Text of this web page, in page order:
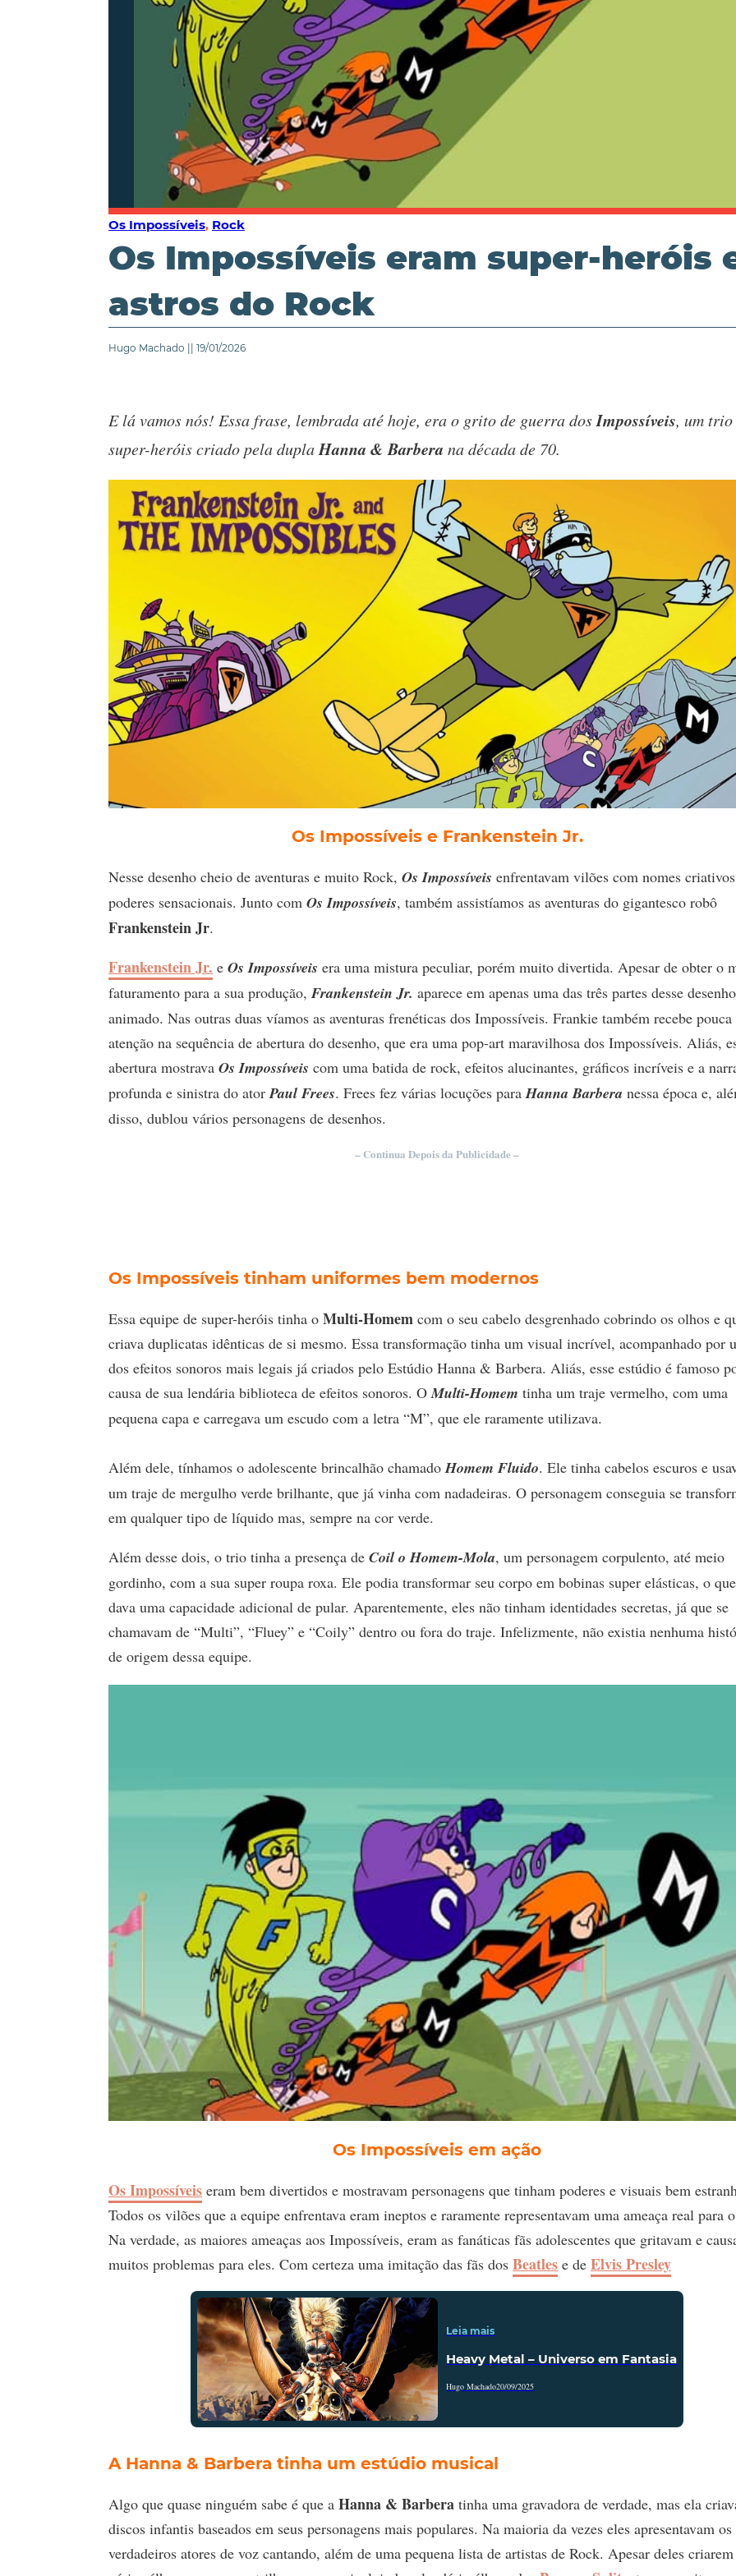
Os Impossíveis, Rock
Os Impossíveis eram super-heróis
astros do Rock
Hugo Machado || 19/01/2026
E lá vamos nós! Essa frase, lembrada até hoje, era o grito de guerra dosImpossíveis, um trio
super-heróis criado pela dupla Hanna & Barbera na década de 70.
Os Impossíveis e Frankenstein Jr.
Nesse desenho cheio de aventuras e muito Rock, Os Impossíveis enfrentavam vilões com nomes
poderes sensacionais. Junto com Os Impossíveis, também assistíamos as aventuras do gigantesco robô
Frankenstein Jr.
Frankenstein Jr. e Os Impossíveis era uma mistura peculiar, porém muito divertida. Apesar de obter o
faturamento para a sua produção, Frankenstein Jr. aparece em apenas uma das três partes desse desenho
animado. Nas outras duas víamos as aventuras frenéticas dos Impossíveis. Frankie também recebe pouca
atenção na sequência de abertura do desenho, que era uma pop-art maravilhosa dos Impossíveis. Aliás,
abertura mostrava Os Impossíveis com uma batida de rock, efeitos alucinantes, gráficos incríveis e a
profunda e sinistra do ator Paul Frees. Frees fez várias locuções para Hanna Barbera nessa época e,
disso, dublou vários personagens de desenhos.
– Continua Depois da Publicidade –
Os Impossíveis tinham uniformes bem modernos
Essa equipe de super-heróis tinha o Multi-Homem com o seu cabelo desgrenhado cobrindo os olhos e
criava duplicatas idênticas de si mesmo. Essa transformação tinha um visual incrível, acompanhado por
dos efeitos sonoros mais legais já criados pelo Estúdio Hanna & Barbera. Aliás, esse estúdio é famoso
causa de sua lendária biblioteca de efeitos sonoros. O Multi-Homem tinha um traje vermelho, com uma
pequena capa e carregava um escudo com a letra “M”, que ele raramente utilizava.
Além dele, tínhamos o adolescente brincalhão chamado Homem Fluido. Ele tinha cabelos escuros e
um traje de mergulho verde brilhante, que já vinha com nadadeiras. O personagem conseguia se
em qualquer tipo de líquido mas, sempre na cor verde.
Além desse dois, o trio tinha a presença de Coil o Homem-Mola, um personagem corpulento, até meio
gordinho, com a sua super roupa roxa. Ele podia transformar seu corpo em bobinas super elásticas, o
dava uma capacidade adicional de pular. Aparentemente, eles não tinham identidades secretas, já que se
chamavam de “Multi”, “Fluey” e “Coily” dentro ou fora do traje. Infelizmente, não existia nenhuma
de origem dessa equipe.
Os Impossíveis em ação
Os Impossíveis eram bem divertidos e mostravam personagens que tinham poderes e visuais bem
Todos os vilões que a equipe enfrentava eram ineptos e raramente representavam uma ameaça real para
Na verdade, as maiores ameaças aos Impossíveis, eram as fanáticas fãs adolescentes que gritavam e
muitos problemas para eles. Com certeza uma imitação das fãs dos Beatles e de Elvis Presley
Leia mais
Heavy Metal – Universo em Fantasia
Hugo Machado20/09/2025
A Hanna & Barbera tinha um estúdio musical
Algo que quase ninguém sabe é que a Hanna & Barbera tinha uma gravadora de verdade, mas ela
discos infantis baseados em seus personagens mais populares. Na maioria da vezes eles apresentavam os
verdadeiros atores de voz cantando, além de uma pequena lista de artistas de Rock. Apesar deles criarem